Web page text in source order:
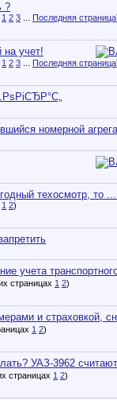
?
1 2 3 Последняя страница
на учет!
1 2 3 Последняя страница
номерной
техосмотр, то
1 2)
учета
1 2)
и страховкой,
1 2)
УАЗ-3962 считают
1 2)